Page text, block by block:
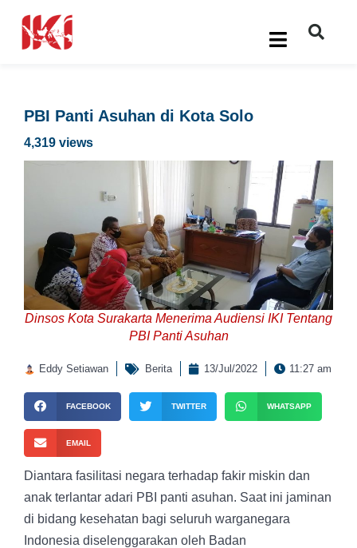
PBI Panti Asuhan di Kota Solo
4,319 views
Dinsos Kota Surakarta Menerima Audiensi IKI Tentang
PBI Panti Asuhan
Eddy Setiawan Berita 13/Jul/2022 11:27 am
FACEBOOK TWITTER WHATSAPP
EMAIL
Diantara fasilitasi negara terhadap fakir miskin dan
anak terlantar adari PBI panti asuhan. Saat ini jaminan
di bidang kesehatan bagi seluruh warganegara
Indonesia diselenggarakan oleh Badan